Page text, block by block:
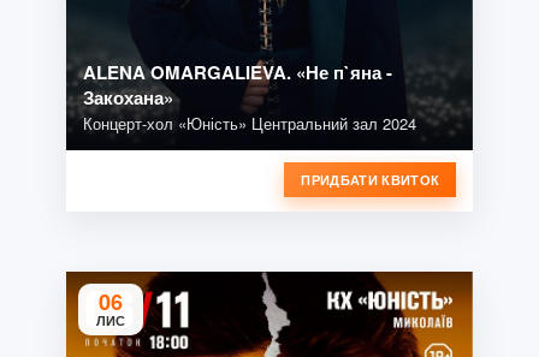
ALENA OMARGALIEVA. «Не п`яна -
Закохана»
Концерт-хол «Юність» Центральний зал 2024
ПРИДБАТИ КВИТОК
06
ЛИС